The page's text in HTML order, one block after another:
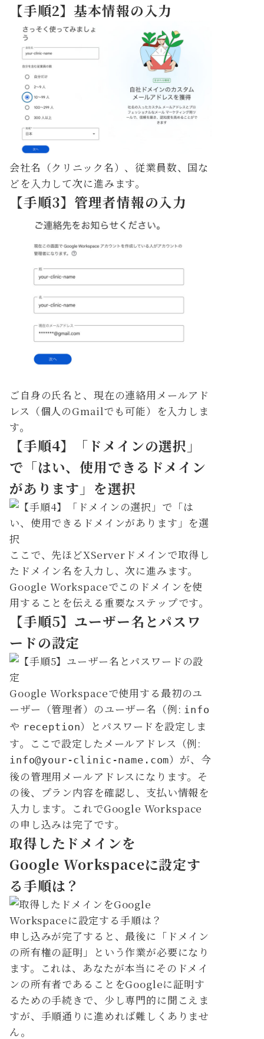
【手順2】基本情報の入力
会社名（クリニック名）、従業員数、国な
どを入力して次に進みます。
【手順3】管理者情報の入力
ご自身の氏名と、現在の連絡用メールアド
レス（個人のGmailでも可能）を入力しま
す。
【手順4】「ドメインの選択」
で「はい、使用できるドメイン
があります」を選択
ここで、先ほどXServerドメインで取得し
たドメイン名を入力し、次に進みます。
Google Workspaceでこのドメインを使
用することを伝える重要なステップです。
【手順5】ユーザー名とパスワ
ードの設定
Google Workspaceで使用する最初のユ
ーザー（管理者）のユーザー名（例: info
や reception）とパスワードを設定しま
す。ここで設定したメールアドレス（例:
info@your-clinic-name.com）が、今
後の管理用メールアドレスになります。そ
の後、プラン内容を確認し、支払い情報を
入力します。これでGoogle Workspace
の申し込みは完了です。
取得したドメインを
Google Workspaceに設定す
る手順は？
申し込みが完了すると、最後に「ドメイン
の所有権の証明」という作業が必要になり
ます。これは、あなたが本当にそのドメイ
ンの所有者であることをGoogleに証明す
るための手続きで、少し専門的に聞こえま
すが、手順通りに進めれば難しくありませ
ん。